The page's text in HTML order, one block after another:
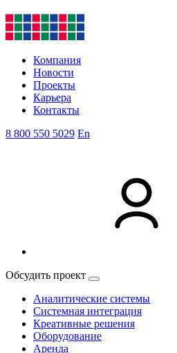
Компания
Новости
Проекты
Карьера
Контакты
8 800 550 5029 En
Обсудить проект
Аналитические системы
Системная интеграция
Креативные решения
Оборудование
Аренда